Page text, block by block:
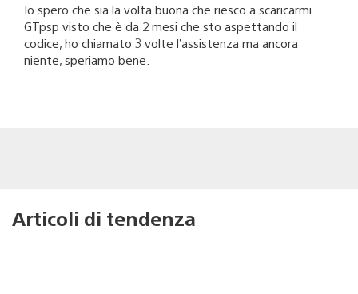
Io spero che sia la volta buona che riesco a scaricarmi
GTpsp visto che è da 2 mesi che sto aspettando il
codice, ho chiamato 3 volte l’assistenza ma ancora
niente, speriamo bene.
Articoli di tendenza